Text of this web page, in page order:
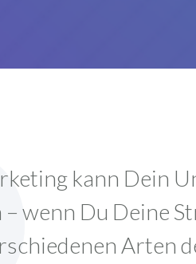
kann Dein
– wenn Du Deine
Arten